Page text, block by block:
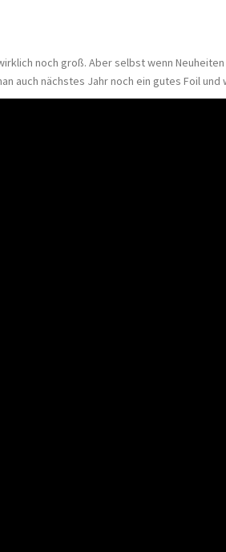
noch groß. Aber selbst wenn
auch nächstes Jahr noch ein gutes Foil und